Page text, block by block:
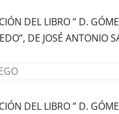
DEL LIBRO ” D.
DE JOSÉ ANTONIO
DEL LIBRO ” D.